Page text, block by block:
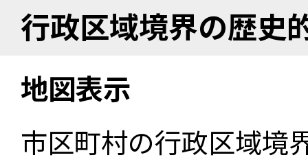
行政区域境界の歴史
地図表示
市区町村の行政区域境